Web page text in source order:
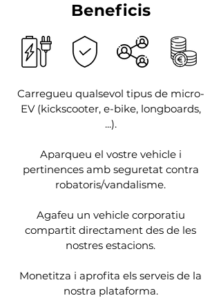
Beneficis
Carregueu qualsevol tipus de micro-
EV (kickscooter, e-bike, longboards,
...).
Aparqueu el vostre vehicle i
pertinences amb seguretat contra
robatoris/vandalisme.
Agafeu un vehicle corporatiu
compartit directament des de les
nostres estacions.
Monetitza i aprofita els serveis de la
nostra plataforma.